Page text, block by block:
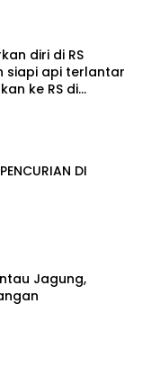
diri di RS
siapi api terlantar
ke RS di
DI
Jagung,